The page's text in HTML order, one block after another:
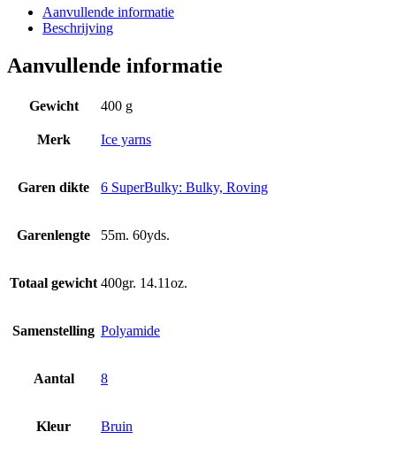
Aanvullende informatie
Beschrijving
Aanvullende informatie
Gewicht 400 g
Merk Ice yarns
Garen dikte 6 SuperBulky: Bulky, Roving
Garenlengte 55m. 60yds.
Totaal gewicht 400gr. 14.11oz.
Samenstelling Polyamide
Aantal 8
Kleur Bruin